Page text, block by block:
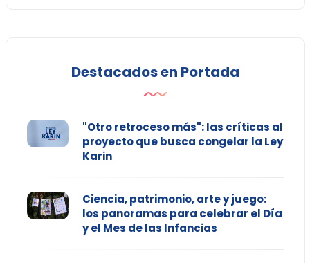
Destacados en Portada
"Otro retroceso más": las críticas al
proyecto que busca congelar la Ley
Karin
Ciencia, patrimonio, arte y juego:
los panoramas para celebrar el Día
y el Mes de las Infancias